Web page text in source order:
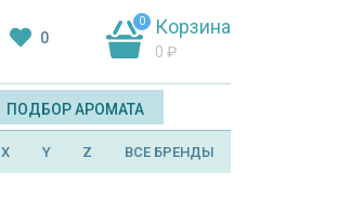
0
0 Корзина
0 ₽
ПОДБОР АРОМАТА
X Y Z ВСЕ БРЕНДЫ